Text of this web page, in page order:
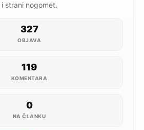
i strani nogomet.
327
OBJAVA
119
KOMENTARA
0
NA ČLANKU